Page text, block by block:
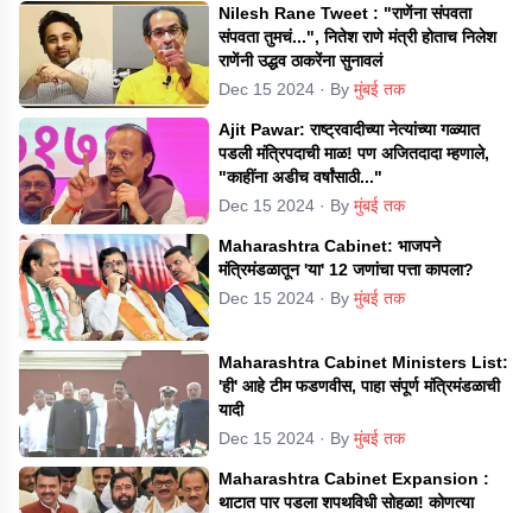
Nilesh Rane Tweet : "राणेंना संपवता
संपवता तुमचं...", नितेश राणे मंत्री होताच निलेश
राणेंनी उद्धव ठाकरेंना सुनावलं
Dec 15 2024 · By मुंबई तक
Ajit Pawar: राष्ट्रवादीच्या नेत्यांच्या गळ्यात
पडली मंत्रिपदाची माळ! पण अजितदादा म्हणाले,
"काहींना अडीच वर्षांसाठी..."
Dec 15 2024 · By मुंबई तक
Maharashtra Cabinet: भाजपने
मंत्रिमंडळातून 'या' 12 जणांचा पत्ता कापला?
Dec 15 2024 · By मुंबई तक
Maharashtra Cabinet Ministers List:
'ही' आहे टीम फडणवीस, पाहा संपूर्ण मंत्रिमंडळाची
यादी
Dec 15 2024 · By मुंबई तक
Maharashtra Cabinet Expansion :
थाटात पार पडला शपथविधी सोहळा! कोणत्या